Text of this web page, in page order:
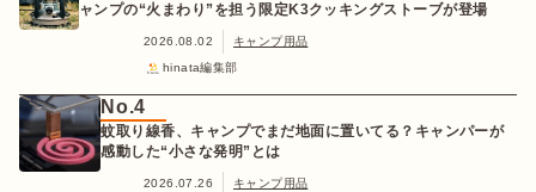
ャンプの“火まわり”を担う限定K3クッキングストーブが登場
2026.08.02
キャンプ用品
hinata編集部
No.4
蚊取り線香、キャンプでまだ地面に置いてる？キャンパーが
感動した“小さな発明”とは
2026.07.26
キャンプ用品